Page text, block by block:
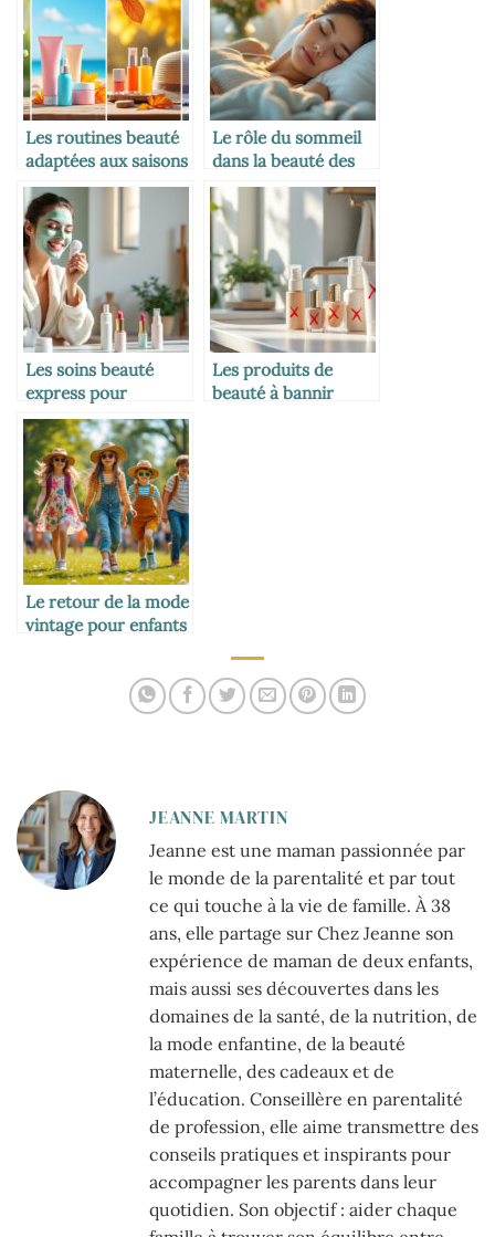
Les routines beauté
adaptées aux saisons
Le rôle du sommeil
dans la beauté des
mamans
Les soins beauté
express pour
mamans pressées
Les produits de
beauté à bannir
Le retour de la mode
vintage pour enfants
JEANNE MARTIN
Jeanne est une maman passionnée par
le monde de la parentalité et par tout
ce qui touche à la vie de famille. À 38
ans, elle partage sur Chez Jeanne son
expérience de maman de deux enfants,
mais aussi ses découvertes dans les
domaines de la santé, de la nutrition, de
la mode enfantine, de la beauté
maternelle, des cadeaux et de
l’éducation. Conseillère en parentalité
de profession, elle aime transmettre des
conseils pratiques et inspirants pour
accompagner les parents dans leur
quotidien. Son objectif : aider chaque